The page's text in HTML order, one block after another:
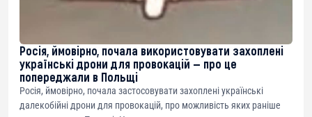
Росія, ймовірно, почала використовувати захоплені
українські дрони для провокацій — про це
попереджали в Польщі
Росія, ймовірно, почала застосовувати захоплені українські
далекобійні дрони для провокацій, про можливість яких раніше